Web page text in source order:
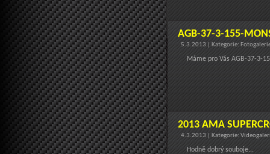
AGB-37-3-155-
5.3.2013 | Kategorie:
Máme pro Vás AGB-37-3-
2013 AMA
4.3.2013 | Kategorie:
Hodně dobrý souboje...